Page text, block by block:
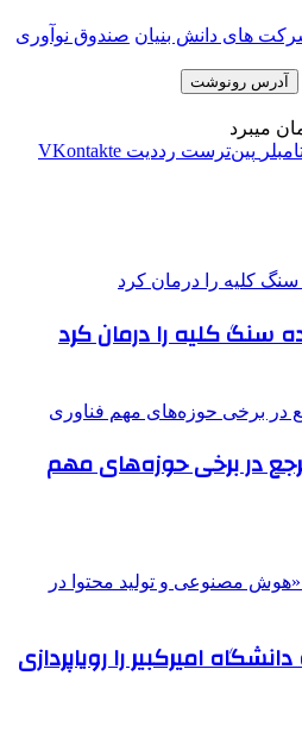
های دانش بنیان صندوق نوآوری
آدرس رونوشت
‫پین‌ترست ‫رددیت ‫VKontakte
سنگ کلیه را درمان کرد
در برخی حوزه‌های مهم
امیرکبیر را رویاپردازی